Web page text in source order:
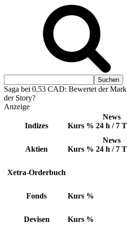
Saga bei 0,53 CAD: Bewertet der
der Story?
Anzeige
Indizes Kurs %
News
24 h / 7 T
Aktien Kurs %
News
24 h / 7 T
Xetra-Orderbuch
Fonds Kurs %
Devisen Kurs %